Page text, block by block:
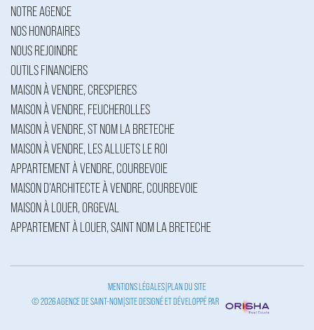
NOTRE AGENCE
NOS HONORAIRES
NOUS REJOINDRE
OUTILS FINANCIERS
MAISON À VENDRE, CRESPIERES
MAISON À VENDRE, FEUCHEROLLES
MAISON À VENDRE, ST NOM LA BRETECHE
MAISON À VENDRE, LES ALLUETS LE ROI
APPARTEMENT À VENDRE, COURBEVOIE
MAISON D'ARCHITECTE À VENDRE, COURBEVOIE
MAISON À LOUER, ORGEVAL
APPARTEMENT À LOUER, SAINT NOM LA BRETECHE
MENTIONS LÉGALES PLAN DU SITE
© 2026 AGENCE DE SAINT-NOM SITE DESIGNÉ ET DÉVELOPPÉ PAR